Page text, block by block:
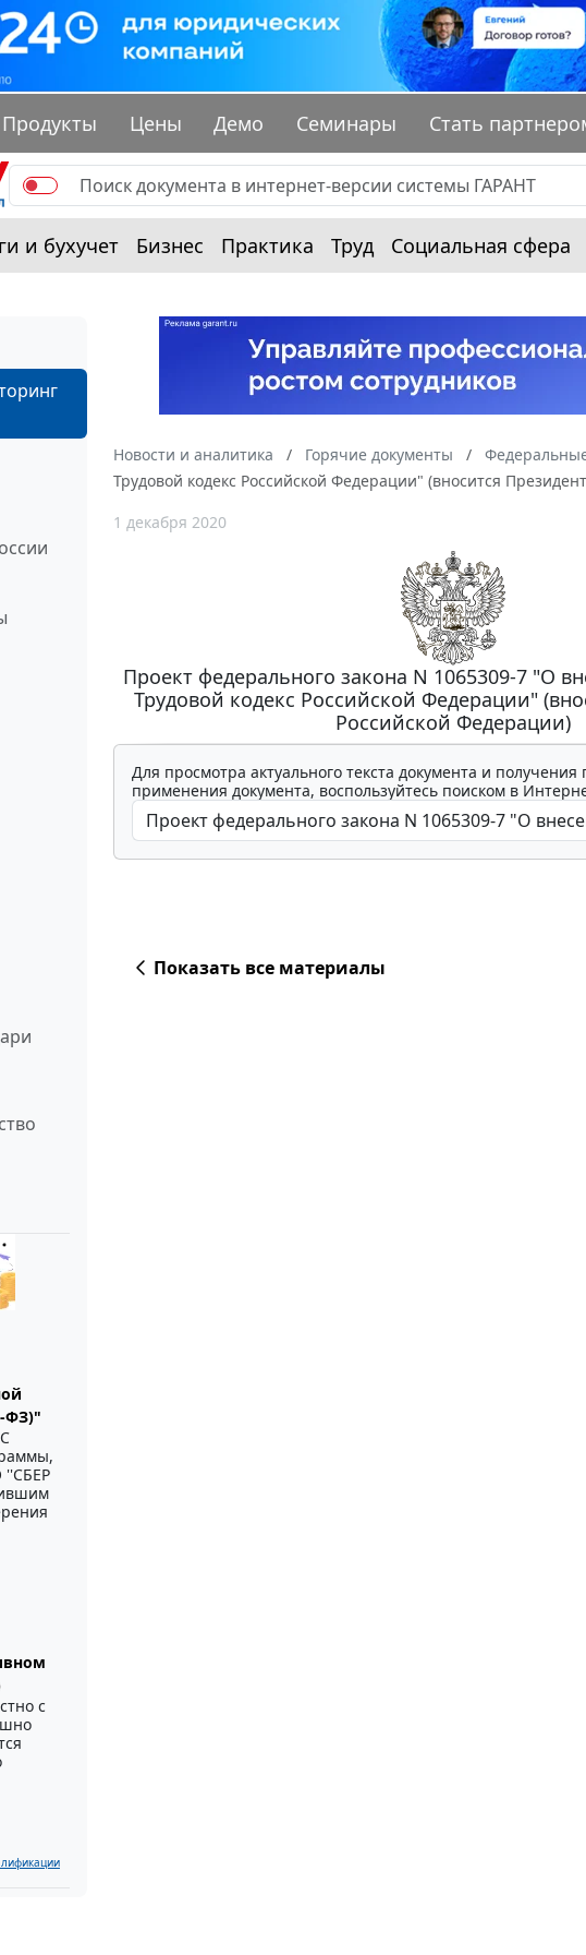
Продукты Цены Демо Семинары Стать
и бухучет Бизнес Практика Труд Социальная сфера
ФЗ)"
''СБЕР
с
Новости и аналитика Горячие документы
Трудовой кодекс Российской Федерации" (вносится
1 декабря 2020
Проект федерального закона N 1065309-7 "О
Трудовой кодекс Российской Федерации"
Российской Федерации)
Для просмотра актуального текста документа и
применения документа, воспользуйтесь поиском в
Показать все материалы